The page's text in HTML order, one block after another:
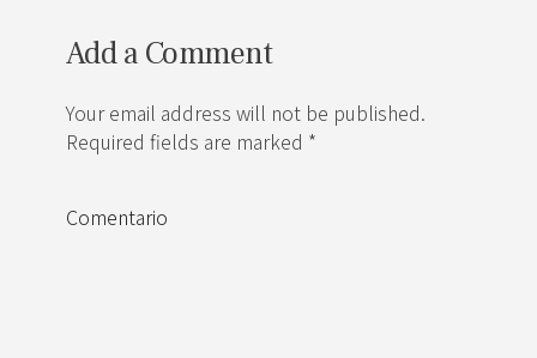
Add a Comment
Your email address will not be published.
Required fields are marked *
Comentario